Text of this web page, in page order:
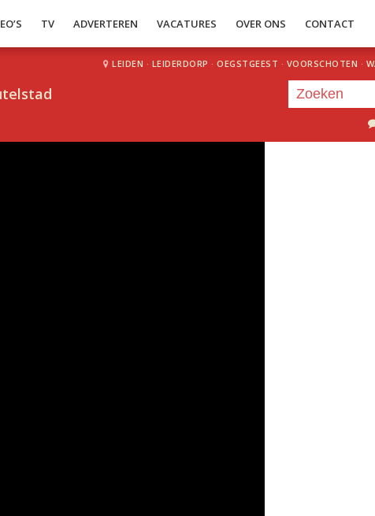
TV ADVERTEREN VACATURES OVER ONS CONTACT
LEIDEN · LEIDERDORP · OEGSTGEEST · VOORSCHOTEN ·